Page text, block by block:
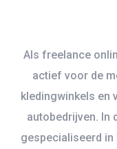
Als freelance
actief voor de
kledingwinkels en
autobedrijven. In
gespecialiseerd in